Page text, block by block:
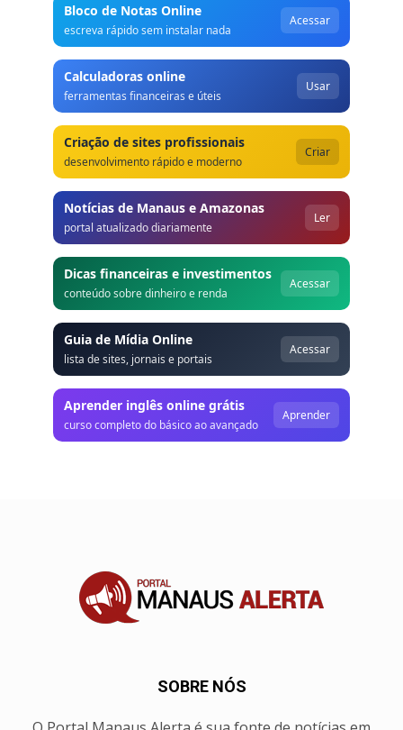
Bloco de Notas Online
escreva rápido sem instalar nada
Acessar
Calculadoras online
ferramentas financeiras e úteis
Usar
Criação de sites profissionais
desenvolvimento rápido e moderno
Criar
Notícias de Manaus e Amazonas
portal atualizado diariamente
Ler
Dicas financeiras e investimentos
conteúdo sobre dinheiro e renda
Acessar
Guia de Mídia Online
lista de sites, jornais e portais
Acessar
Aprender inglês online grátis
curso completo do básico ao avançado
Aprender
SOBRE NÓS